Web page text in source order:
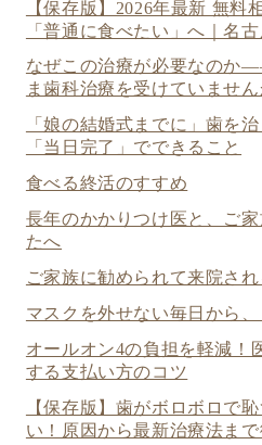
【保存版】2026年最新 無料
「普通に食べたい」へ｜名
なぜこの治療が必要なのか
ま歯科治療を受けていませ
「娘の結婚式までに」歯を
「当日完了」でできること
食べる終活のすすめ
長年のかかりつけ医と、ご
たへ
ご家族に勧められて来院さ
マスクを外せない毎日から
オールオン4の負担を軽減！
する支払い方のコツ
【保存版】歯がボロボロで
い！原因から最新治療法まで